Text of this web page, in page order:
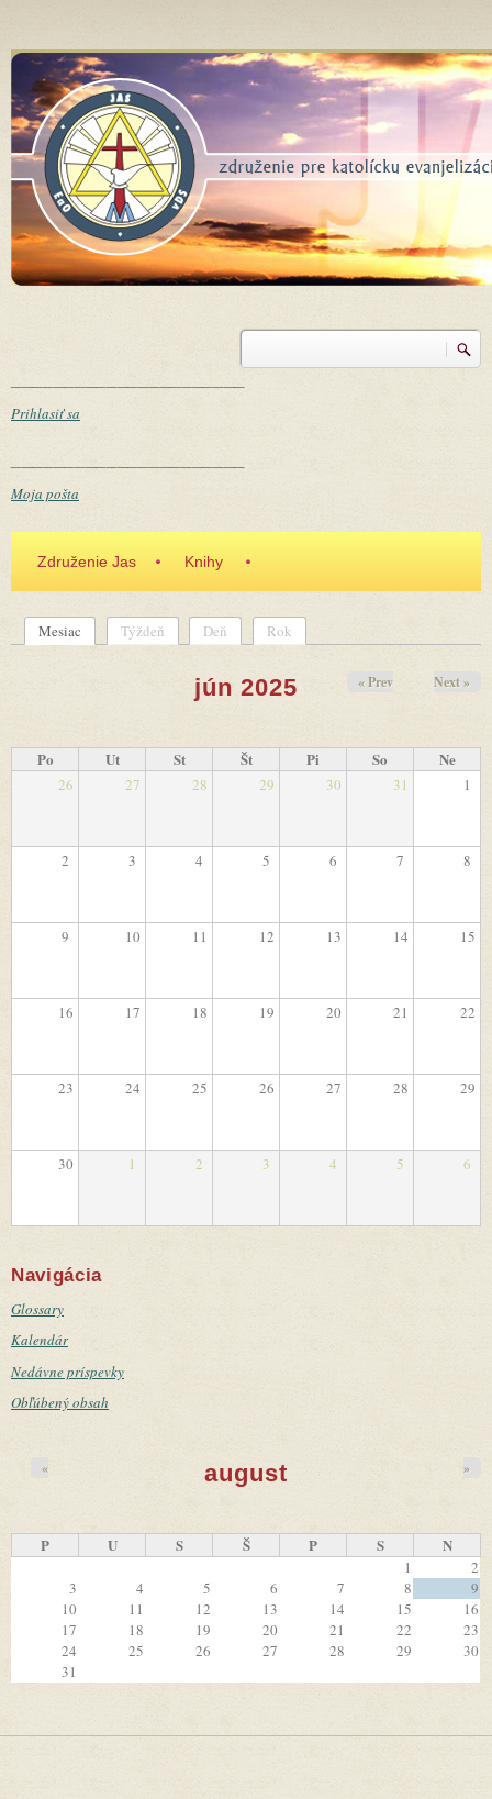
Vyhľadávanie
Prihlasiť sa
Moja pošta
Združenie Jas Knihy
Mesiac (aktívna karta)
Týždeň Deň Rok
jún 2025 « Prev Next »
Po Ut St Št Pi So Ne
26 27 28 29 30 31 1
2 3 4 5 6 7 8
9 10 11 12 13 14 15
16 17 18 19 20 21 22
23 24 25 26 27 28 29
30 1 2 3 4 5 6
Navigácia
Glossary
Kalendár
Nedávne príspevky
Obľúbený obsah
august
« »
P U S Š P S N
1
2
3
4 5 6 7 8
9
10
11 12 13 14 15
16
17
18 19 20 21 22
23
24
25 26 27 28 29
30
31